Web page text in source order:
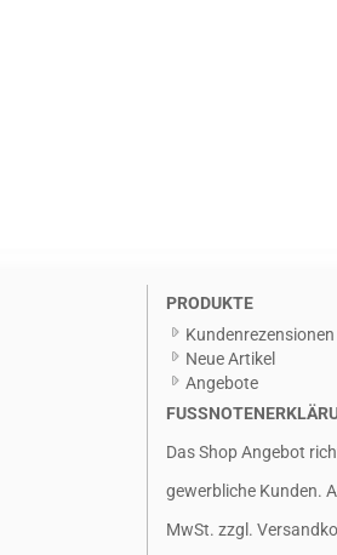
PRODUKTE
Kundenrezensionen
Neue Artikel
Angebote
Das Shop Angebot
gewerbliche Kunden.
MwSt. zzgl.